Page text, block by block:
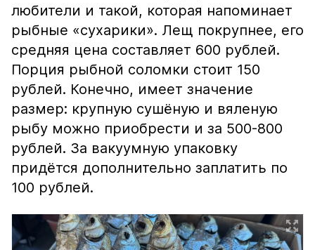
любители и такой, которая напоминает
рыбные «сухарики». Лещ покрупнее, его
средняя цена составляет 600 рублей.
Порция рыбной соломки стоит 150
рублей. Конечно, имеет значение
размер: крупную сушёную и вяленую
рыбу можно приобрести и за 500-800
рублей. За вакуумную упаковку
придётся дополнительно заплатить по
100 рублей.